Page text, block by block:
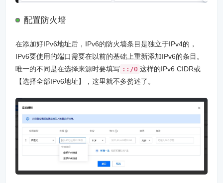
配置防火墙
在添加好IPv6地址后，IPv6的防火墙条目是独立于IPv4的，
IPv6要使用的端口需要在以前的基础上重新添加IPv6的条目。
唯一的不同是在选择来源时要填写 ::/0 这样的IPv6 CIDR或
【选择全部IPv6地址】，这里就不多赘述了。